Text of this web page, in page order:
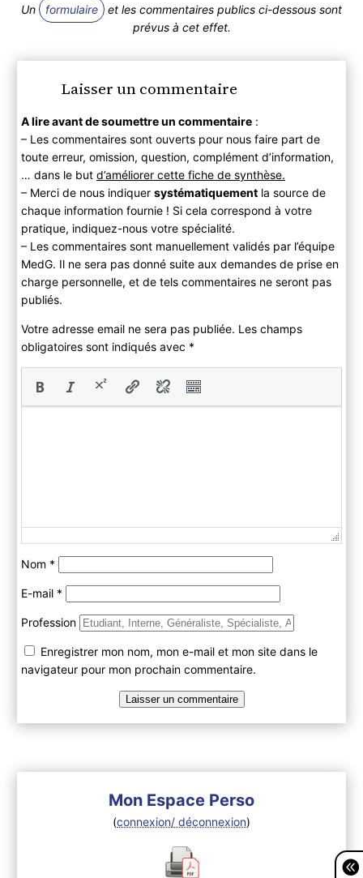
Un formulaire
et les commentaires publics ci-dessous sont
prévus à cet effet.
Laisser un commentaire
A lire avant de soumettre un commentaire:
– Les commentaires sont ouverts pour nous faire part de
toute erreur, omission, question, complément d’information,
… dans le but d’améliorer cette fiche de synthèse.
– Merci de nous indiquer systématiquementla source de
chaque information fournie ! Si cela correspond à votre
pratique, indiquez-nous votre spécialité.
– Les commentaires sont manuellement validés par l’équipe
MedG. Il ne sera pas donné suite aux demandes de prise en
charge personnelle, et de tels commentaires ne seront pas
publiés.
Votre adresse email ne sera pas publiée. Les champs
obligatoires sont indiqués avec *
Nom *
E-mail *
Profession
Enregistrer mon nom, mon e-mail et mon site dans le
navigateur pour mon prochain commentaire.
Mon Espace Perso
(connexion/ déconnexion)